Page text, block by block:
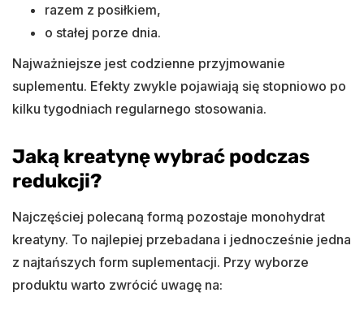
razem z posiłkiem,
o stałej porze dnia.
Najważniejsze jest codzienne przyjmowanie
suplementu. Efekty zwykle pojawiają się stopniowo po
kilku tygodniach regularnego stosowania.
Jaką kreatynę wybrać podczas
redukcji?
Najczęściej polecaną formą pozostaje monohydrat
kreatyny. To najlepiej przebadana i jednocześnie jedna
z najtańszych form suplementacji. Przy wyborze
produktu warto zwrócić uwagę na: